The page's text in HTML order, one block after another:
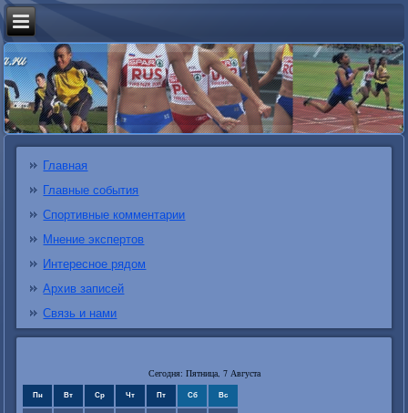
Главная
Главные события
Спортивные комментарии
Мнение экспертов
Интересное рядом
Архив записей
Связь и нами
Сегодня: Пятница, 7 Августа
Пн Вт Ср Чт Пт Сб Вс